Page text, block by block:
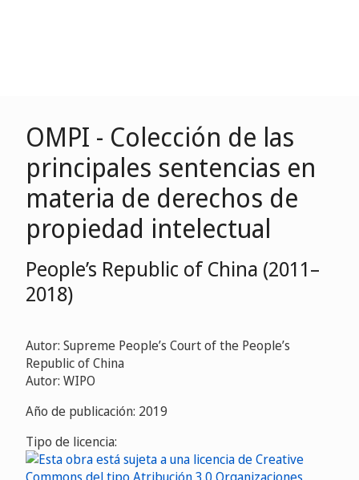
OMPI - Colección de las
principales sentencias en
materia de derechos de
propiedad intelectual
People’s Republic of China (2011–
2018)
Autor: Supreme People’s Court of the People’s
Republic of China
Autor: WIPO
Año de publicación: 2019
Tipo de licencia: